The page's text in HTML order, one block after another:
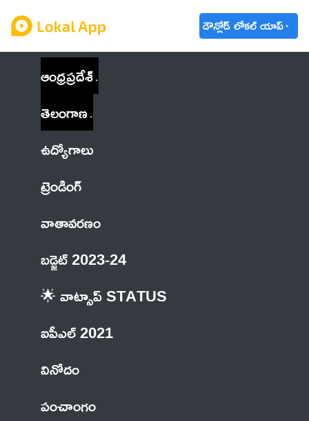
డౌన్లోడ్ లోకల్ యాప్
ఆంధ్రప్రదేశ్
తెలంగాణ
ఉద్యోగాలు
ట్రెండింగ్
వాతావరణం
బడ్జెట్ 2023-24
🌟 వాట్సాప్ STATUS
ఐపీఎల్ 2021
వినోదం
పంచాంగం